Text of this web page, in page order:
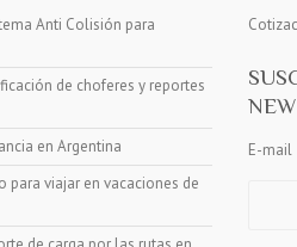
Anti Colisión para
de choferes y reportes
en Argentina
para viajar en vacaciones de
E-mail